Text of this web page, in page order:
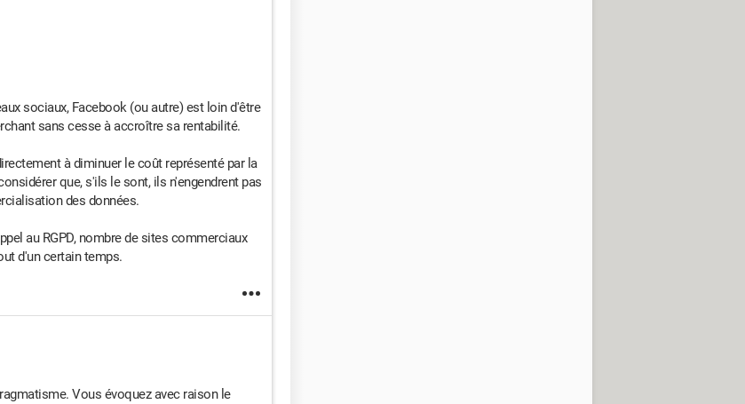
sociaux, Facebook (ou autre) est loin d'être
sans cesse à accroître sa rentabilité.
à diminuer le coût représenté par la
que, s'ils le sont, ils n'engendrent pas
des données.
au RGPD, nombre de sites commerciaux
d'un certain temps.
Vous évoquez avec raison le